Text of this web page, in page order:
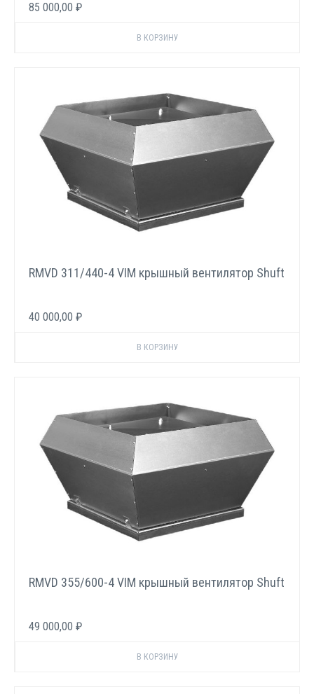
85 000,00 ₽
RMVD 311/440-4 VIM крышный вентилятор Shuft
40 000,00 ₽
RMVD 355/600-4 VIM крышный вентилятор Shuft
49 000,00 ₽